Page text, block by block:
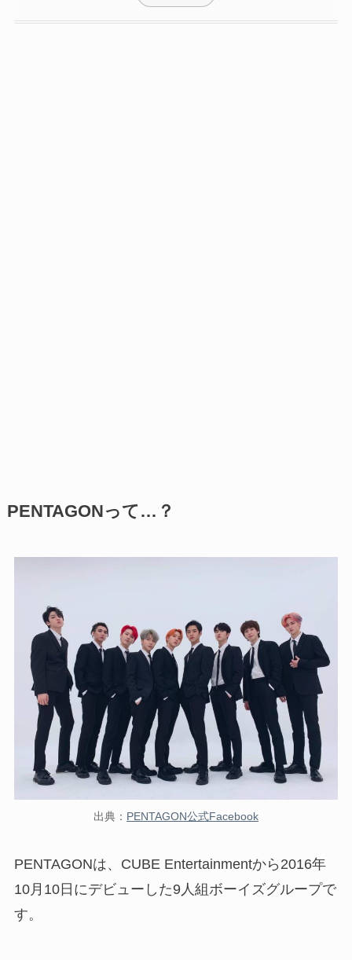
PENTAGONって…？
出典： PENTAGON公式Facebook
PENTAGONは、CUBE Entertainmentから2016年
10月10日にデビューした9人組ボーイズグループで
す。